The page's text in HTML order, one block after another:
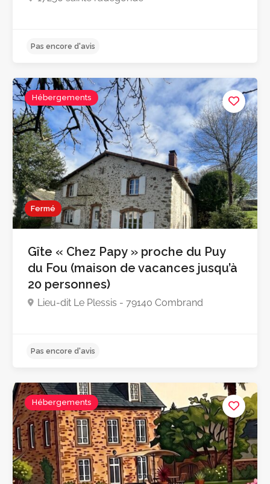
Fermé
Hébergements
Gîte « Chez Papy » proche du Puy
du Fou (maison de vacances jusqu’à
20 personnes)
Lieu-dit Le Plessis - 79140 Combrand
Hébergements